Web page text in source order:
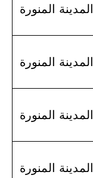
المدينة المنورة
المدينة المنورة
المدينة المنورة
المدينة المنورة